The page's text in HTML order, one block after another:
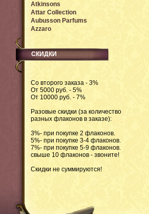
Atkinsons
Attar Collection
Aubusson Parfums
Azzaro
СКИДКИ
Со второго заказа - 3%
От 5000 руб. - 5%
От 10000 руб. - 7%
Разовые скидки (за количество
разных флаконов в заказе):
3%- при покупке 2 флаконов.
5%- при покупке 3-4 флаконов.
7%- при покупке 5-9 флаконов.
свыше 10 флаконов - звоните!
Скидки не суммируются!